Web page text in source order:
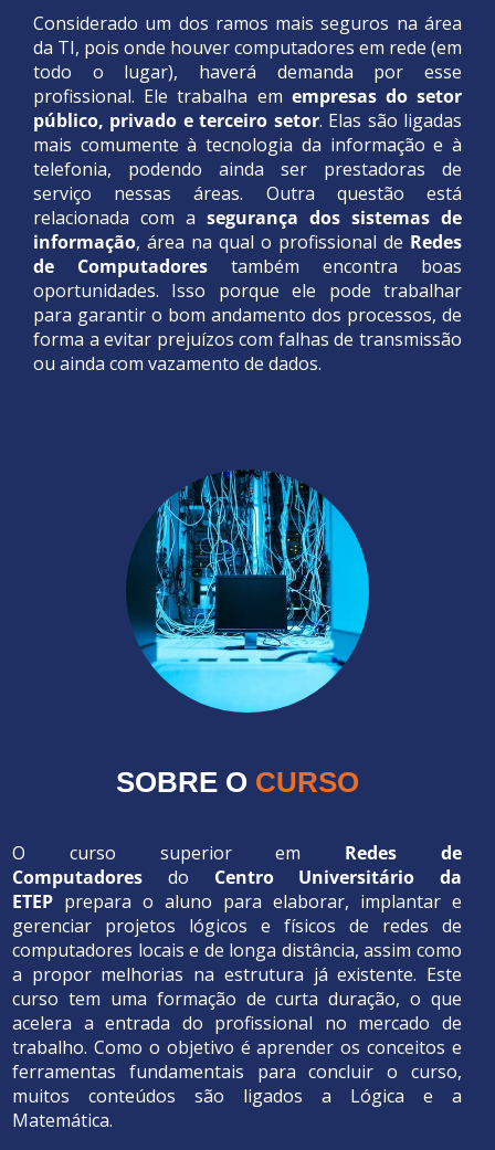
Considerado um dos ramos mais seguros na área
da TI, pois onde houver computadores em rede (em
todo o lugar), haverá demanda por esse
profissional. Ele trabalha em empresas do setor
público, privado e terceiro setor. Elas são ligadas
mais comumente à tecnologia da informação e à
telefonia, podendo ainda ser prestadoras de
serviço nessas áreas. Outra questão está
relacionada com a segurança dos sistemas de
informação, área na qual o profissional de Redes
de Computadores também encontra boas
oportunidades. Isso porque ele pode trabalhar
para garantir o bom andamento dos processos, de
forma a evitar prejuízos com falhas de transmissão
ou ainda com vazamento de dados.
SOBRE O CURSO
O curso superior em Redes de
Computadores do Centro Universitário da
ETEP prepara o aluno para elaborar, implantar e
gerenciar projetos lógicos e físicos de redes de
computadores locais e de longa distância, assim como
a propor melhorias na estrutura já existente. Este
curso tem uma formação de curta duração, o que
acelera a entrada do profissional no mercado de
trabalho. Como o objetivo é aprender os conceitos e
ferramentas fundamentais para concluir o curso,
muitos conteúdos são ligados a Lógica e a
Matemática.